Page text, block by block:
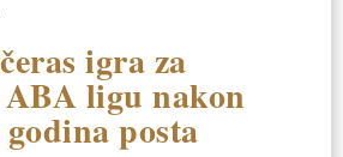
igra za
ligu nakon
posta